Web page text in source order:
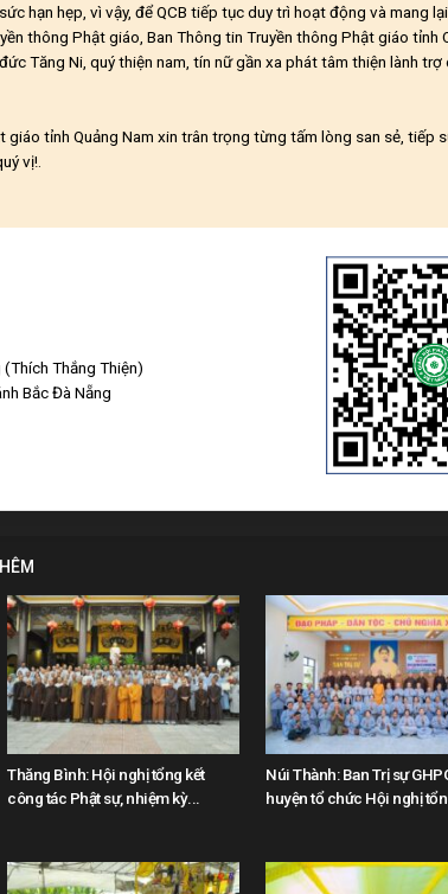
hạn hẹp, vì vậy, để QCB tiếp tục duy trì hoạt động và mang
thông Phật giáo, Ban Thông tin Truyền thông Phật giáo tỉnh
Tăng Ni, quý thiện nam, tín nữ gần xa phát tâm thiện lành trợ
giáo tỉnh Quảng Nam xin trân trọng từng tấm lòng san sẻ, tiếp
vị!.
Thắng Thiện)
Bắc Đà Nẵng
Thăng Bình: Hội nghị tổng kết
công tác Phật sự, nhiệm kỳ...
Núi Thành: Ban Trị sự
huyện tổ chức Hội nghị